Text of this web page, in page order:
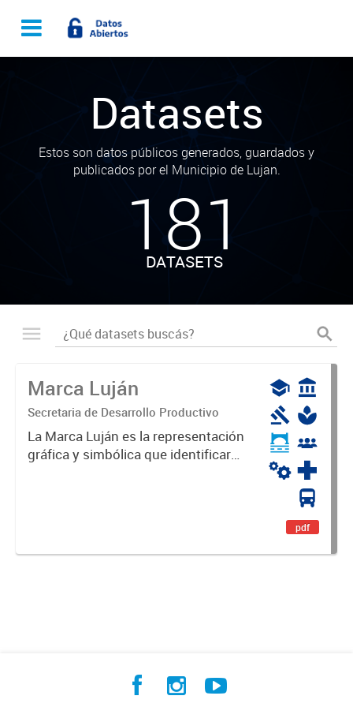
Datasets
Estos son datos públicos generados, guardados y
publicados por el Municipio de Lujan.
181
DATASETS
Marca Luján
Secretaria de Desarrollo Productivo
La Marca Luján es la representación
gráfica y simbólica que identificará
pdf